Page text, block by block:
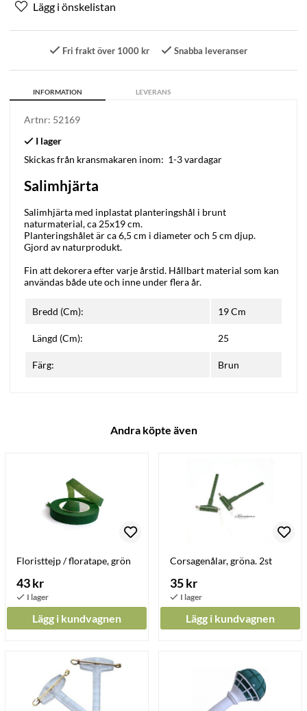
Fri frakt över 1000 kr Snabba leveranser
INFORMATION LEVERANS
Artnr: 52169
Skickas från kransmakaren inom: 1-3 vardagar
Salimhjärta
Salimhjärta med inplastat planteringshål i brunt
naturmaterial, ca 25x19 cm.
Planteringshålet är ca 6,5 cm i diameter och 5 cm djup.
Gjord av naturprodukt.
Fin att dekorera efter varje årstid. Hållbart material som kan
användas både ute och inne under flera år.
Bredd (Cm): 19 Cm
Längd (Cm): 25
Färg: Brun
Andra köpte även
Floristtejp / floratape, grön
43 kr
Lägg i kundvagnen
Corsagenålar, gröna. 2st
35 kr
Lägg i kundvagnen